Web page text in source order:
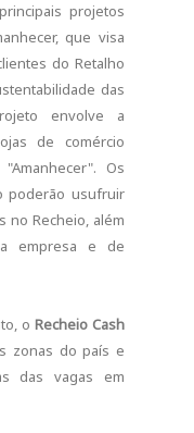
projetos
que visa
do Retalho
das
envolve a
de comércio
Os
poderão usufruir
no Recheio, além
empresa e de
o Recheio Cash
zonas do país e
das vagas em